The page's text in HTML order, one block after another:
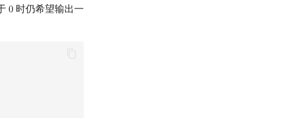
0
0 时仍希望输出一